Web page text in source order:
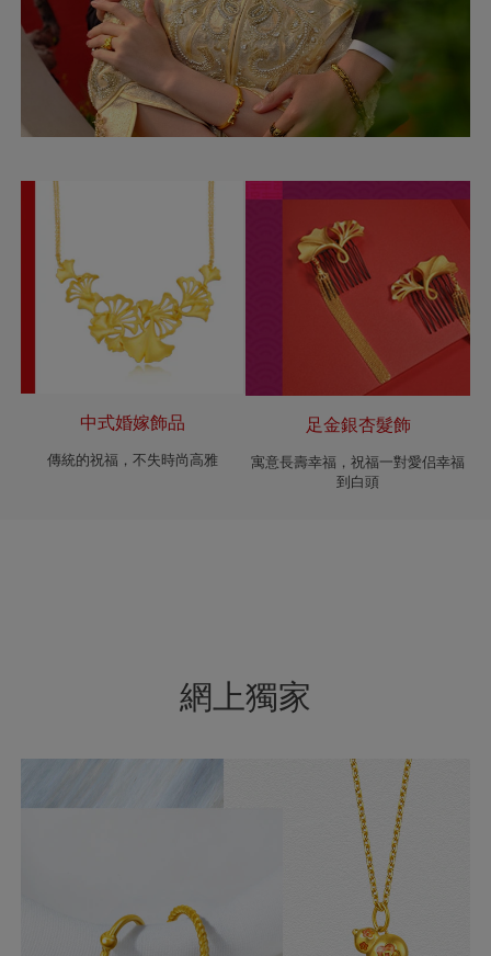
中式婚嫁飾品
傳統的祝福，不失時尚高雅
足金銀杏髮飾
寓意長壽幸福，祝福一對愛侣幸福
到白頭
網上獨家